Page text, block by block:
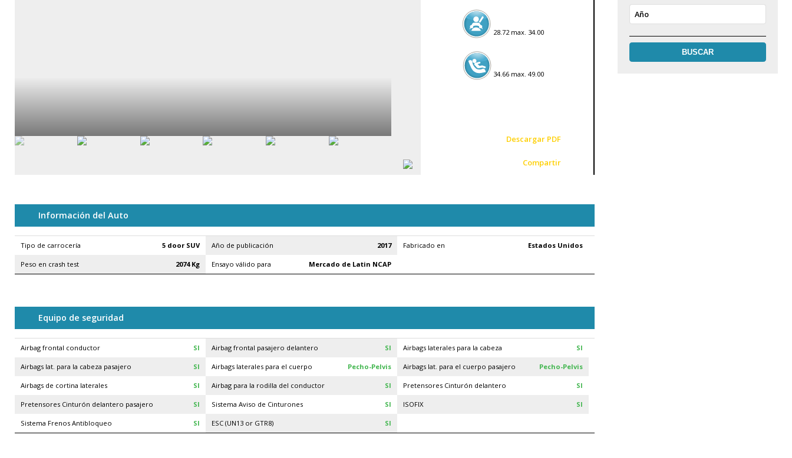
28.72 max. 34.00
34.66 max. 49.00
Descargar PDF
Compartir
Información del Auto
Tipo de carrocería 5 door SUV Año de publicación 2017 Fabricado en Estados Unidos
Peso en crash test 2074 Kg Ensayo válido para Mercado de Latin NCAP
Equipo de seguridad
Airbag frontal conductor SI Airbag frontal pasajero delantero SI Airbags laterales para la cabeza SI
Airbags lat. para la cabeza pasajero SI Airbags laterales para el cuerpo Pecho-Pelvis Airbags lat. para el cuerpo pasajero Pecho-Pelvis
Airbags de cortina laterales SI Airbag para la rodilla del conductor SI Pretensores Cinturón delantero SI
Pretensores Cinturón delantero pasajero SI Sistema Aviso de Cinturones SI ISOFIX SI
Sistema Frenos Antibloqueo SI ESC (UN13 or GTR8) SI
Año